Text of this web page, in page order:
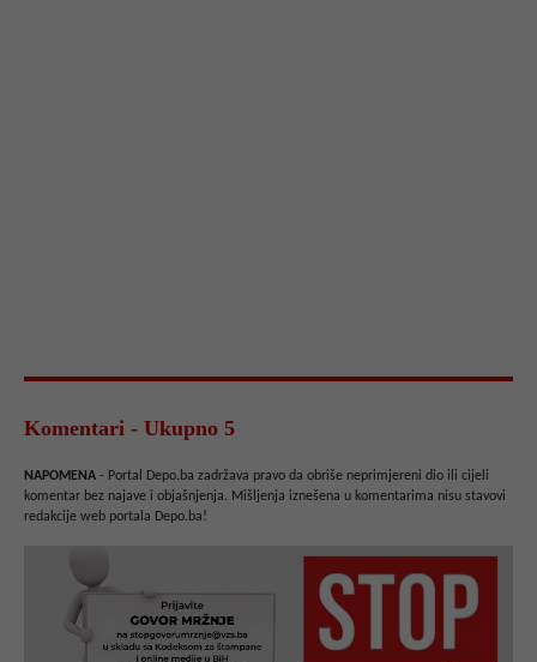
Komentari - Ukupno 5
NAPOMENA - Portal Depo.ba zadržava pravo da obriše neprimjereni dio ili cijeli
komentar bez najave i objašnjenja. Mišljenja iznešena u komentarima nisu stavovi
redakcije web portala Depo.ba!